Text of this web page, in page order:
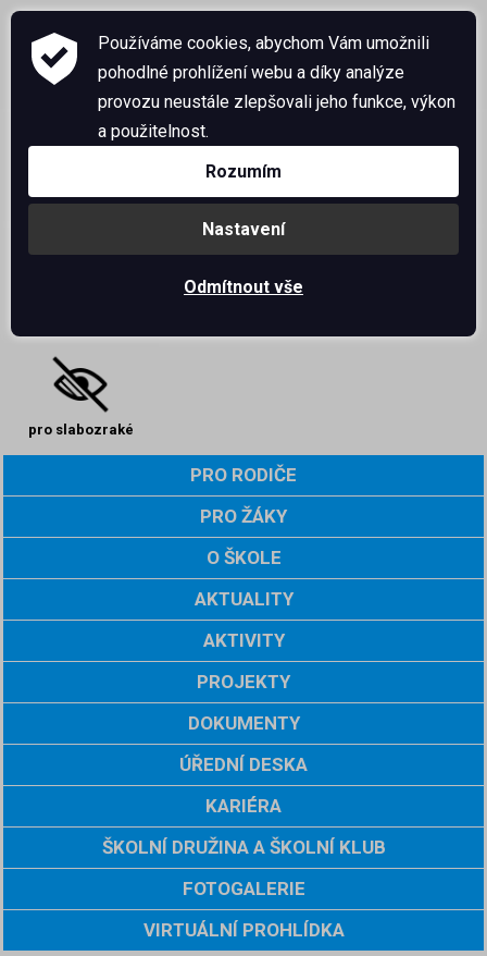
instagram bakaláři office 365
pro slabozraké
PRO RODIČE
PRO ŽÁKY
O ŠKOLE
AKTUALITY
AKTIVITY
PROJEKTY
DOKUMENTY
ÚŘEDNÍ DESKA
KARIÉRA
ŠKOLNÍ DRUŽINA A ŠKOLNÍ KLUB
FOTOGALERIE
VIRTUÁLNÍ PROHLÍDKA
Používáme cookies, abychom Vám umožnili
pohodlné prohlížení webu a díky analýze
provozu neustále zlepšovali jeho funkce, výkon
a použitelnost.
Rozumím
Nastavení
Odmítnout vše